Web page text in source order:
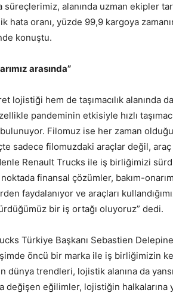
alanında uzman ekipler
hata oranı, yüzde 99,9 kargoya
konuştu.
arasında”
lojistiği hem de taşımacılık alanında
pandeminin etkisiyle hızlı
Filomuz ise her zaman olduğu
sadece filomuzdaki araçlar değil,
Renault Trucks ile iş birliğimizi
finansal çözümler, bakım-
faydalanıyor ve araçları
bir iş ortağı oluyoruz” dedi.
Türkiye Başkanı Sebastien Delepine
öncü bir marka ile iş birliğimizin
dünya trendleri, lojistik alanına da
değişen eğilimler, lojistiğin